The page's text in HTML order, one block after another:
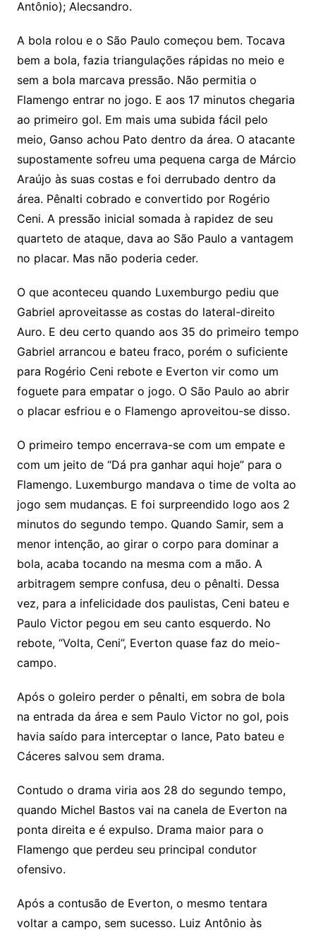
Antônio); Alecsandro.
A bola rolou e o São Paulo começou bem. Tocava
bem a bola, fazia triangulações rápidas no meio e
sem a bola marcava pressão. Não permitia o
Flamengo entrar no jogo. E aos 17 minutos chegaria
ao primeiro gol. Em mais uma subida fácil pelo
meio, Ganso achou Pato dentro da área. O atacante
supostamente sofreu uma pequena carga de Márcio
Araújo às suas costas e foi derrubado dentro da
área. Pênalti cobrado e convertido por Rogério
Ceni. A pressão inicial somada à rapidez de seu
quarteto de ataque, dava ao São Paulo a vantagem
no placar. Mas não poderia ceder.
O que aconteceu quando Luxemburgo pediu que
Gabriel aproveitasse as costas do lateral-direito
Auro. E deu certo quando aos 35 do primeiro tempo
Gabriel arrancou e bateu fraco, porém o suficiente
para Rogério Ceni rebote e Everton vir como um
foguete para empatar o jogo. O São Paulo ao abrir
o placar esfriou e o Flamengo aproveitou-se disso.
O primeiro tempo encerrava-se com um empate e
com um jeito de “Dá pra ganhar aqui hoje” para o
Flamengo. Luxemburgo mandava o time de volta ao
jogo sem mudanças. E foi surpreendido logo aos 2
minutos do segundo tempo. Quando Samir, sem a
menor intenção, ao girar o corpo para dominar a
bola, acaba tocando na mesma com a mão. A
arbitragem sempre confusa, deu o pênalti. Dessa
vez, para a infelicidade dos paulistas, Ceni bateu e
Paulo Victor pegou em seu canto esquerdo. No
rebote, “Volta, Ceni”, Everton quase faz do meio-
campo.
Após o goleiro perder o pênalti, em sobra de bola
na entrada da área e sem Paulo Victor no gol, pois
havia saído para interceptar o lance, Pato bateu e
Cáceres salvou sem drama.
Contudo o drama viria aos 28 do segundo tempo,
quando Michel Bastos vai na canela de Everton na
ponta direita e é expulso. Drama maior para o
Flamengo que perdeu seu principal condutor
ofensivo.
Após a contusão de Everton, o mesmo tentara
voltar a campo, sem sucesso. Luiz Antônio às